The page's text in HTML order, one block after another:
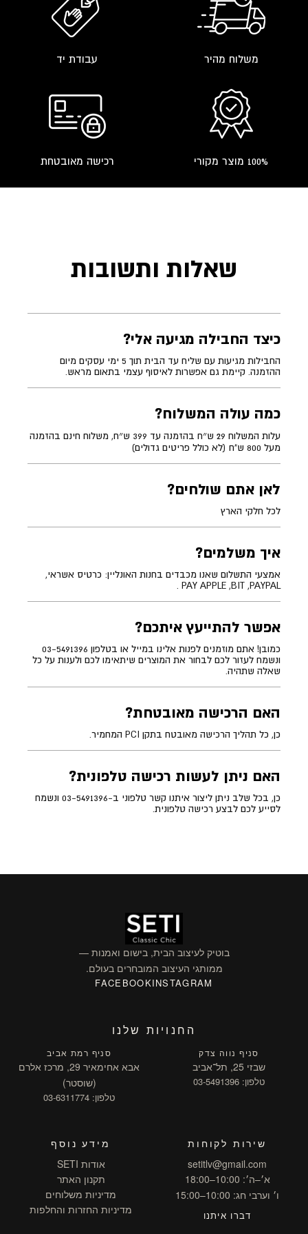
משלוח מהיר עבודת יד
100% מוצר מקורי רכישה מאובטחת
שאלות ותשובות
כיצד החבילה מגיעה אלי?
החבילות מגיעות עם שליח עד הבית תוך 5 ימי עסקים מיום
ההזמנה. קיימת גם אפשרות לאיסוף עצמי בתאום מראש.
כמה עולה המשלוח?
עלות המשלוח 29 ש״ח בהזמנה עד 399 ש״ח, משלוח חינם בהזמנה
מעל 800 ש"ח (לא כולל פריטים גדולים)
לאן אתם שולחים?
לכל חלקי הארץ
איך משלמים?
אמצעי התשלום שאנו מכבדים בחנות האונליין: כרטיס אשראי,
PAY APPLE ,BIT ,PAYPAL .
אפשר להתייעץ איתכם?
כמובן! אתם מוזמנים לפנות אלינו במייל או בטלפון 03-5491396
ונשמח לעזור לכם לבחור את המוצרים שיתאימו לכם ולענות על כל
שאלה שתהיה.
האם הרכישה מאובטחת?
כן, כל תהליך הרכישה מאובטח בתקן PCI המחמיר.
האם ניתן לעשות רכישה טלפונית?
כן, בכל שלב ניתן ליצור איתנו קשר טלפוני ב-03-5491396 ונשמח
לסייע לכם לבצע רכישה טלפונית.
בוטיק לעיצוב הבית, בישום ואמנות —
ממותגי העיצוב המובחרים בעולם.
INSTAGRAM
FACEBOOK
החנויות שלנו
סניף נווה צדק
שבזי 25, תל־אביב
טלפון: 03-5491396
סניף רמת אביב
אבא אחימאיר 29, מרכז אלרם
(שוסטר)
טלפון: 03-6311774
שירות לקוחות
setitlv@gmail.com
א׳–ה׳: 10:00–18:00
ו׳ וערבי חג: 10:00–15:00
דברו איתנו
מידע נוסף
אודות SETI
תקנון האתר
מדיניות משלוחים
מדיניות החזרות והחלפות